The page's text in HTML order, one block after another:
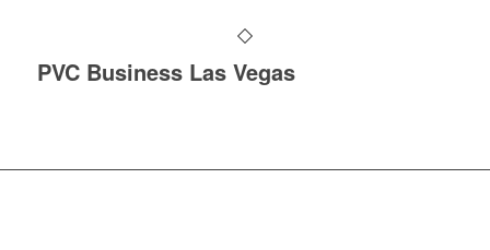
PVC Business Las Vegas